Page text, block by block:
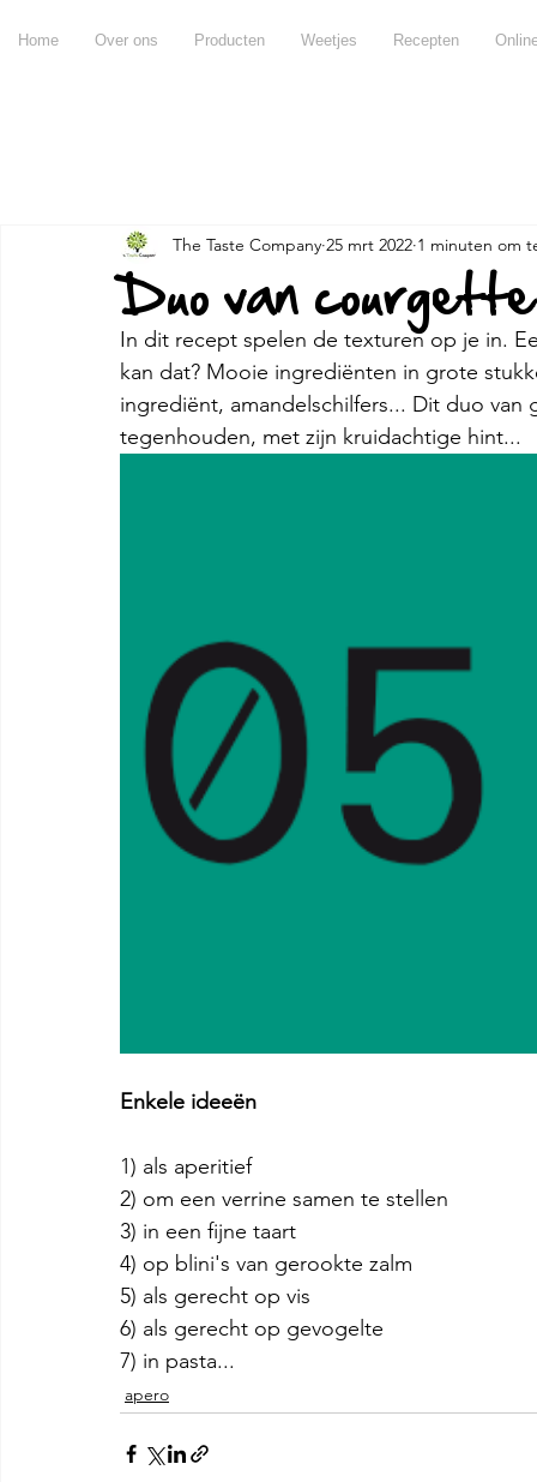
Home Over ons Producten Weetjes Recepten
Over olijfolie Over azijn Over balsamico
Pujje Ontbijt Hapjes Tips &
Claramunt apero
Duo van
The Taste Company 25 mrt 2022 1 minuten om
In dit recept spelen de texturen op je in.
kan dat? Mooie ingrediënten in grote
ingrediënt, amandelschilfers... Dit duo
tegenhouden, met zijn kruidachtige hint...
Enkele ideeën
1) als aperitief
2) om een ​​verrine samen te stellen
3) in een fijne taart
4) op blini's van gerookte zalm
5) als gerecht op vis
6) als gerecht op gevogelte
7) in pasta...
apero